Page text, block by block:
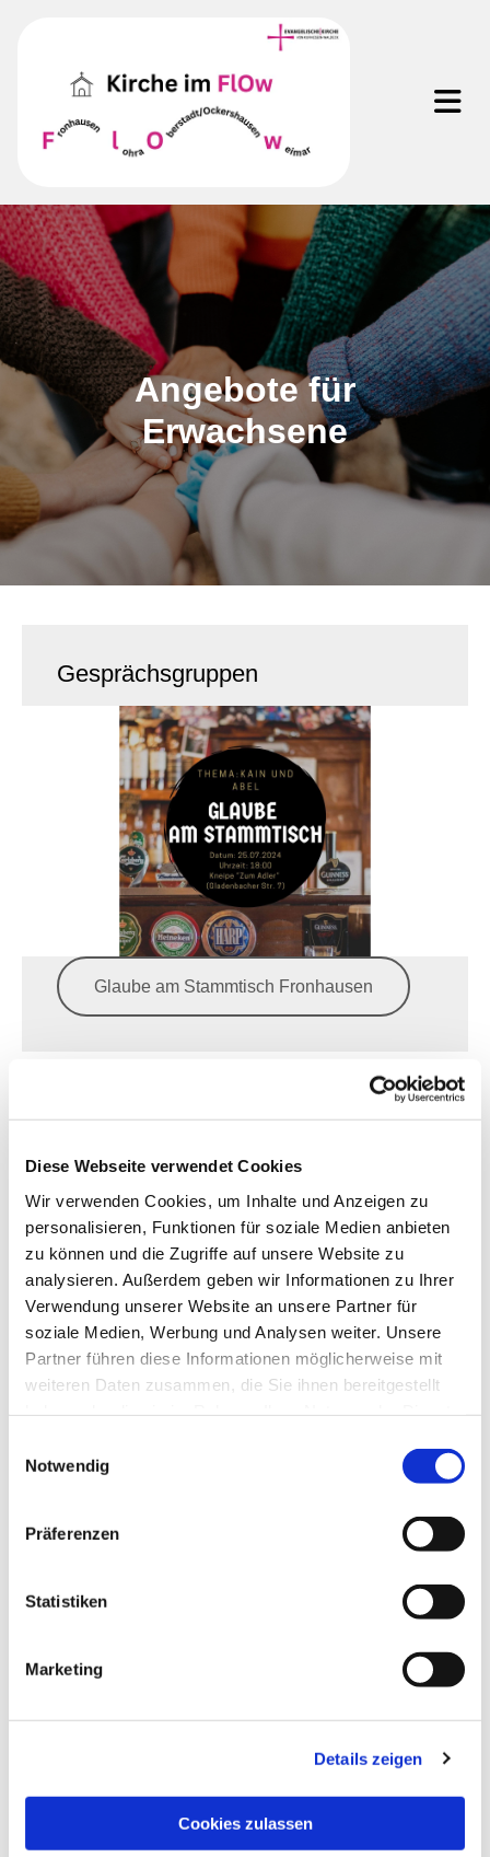
Diese Webseite verwendet Cookies
Wir verwenden Cookies, um Inhalte und Anzeigen zu
personalisieren, Funktionen für soziale Medien anbieten
zu können und die Zugriffe auf unsere Website zu
analysieren. Außerdem geben wir Informationen zu Ihrer
Verwendung unserer Website an unsere Partner für
soziale Medien, Werbung und Analysen weiter. Unsere
Partner führen diese Informationen möglicherweise mit
weiteren Daten zusammen, die Sie ihnen bereitgestellt
Notwendig
Präferenzen
Statistiken
Marketing
Details zeigen
Cookies zulassen
Angebote für
Erwachsene
Gesprächsgruppen
Glaube am Stammtisch Fronhausen
Veranstaltungen
für Kinder und
Familien